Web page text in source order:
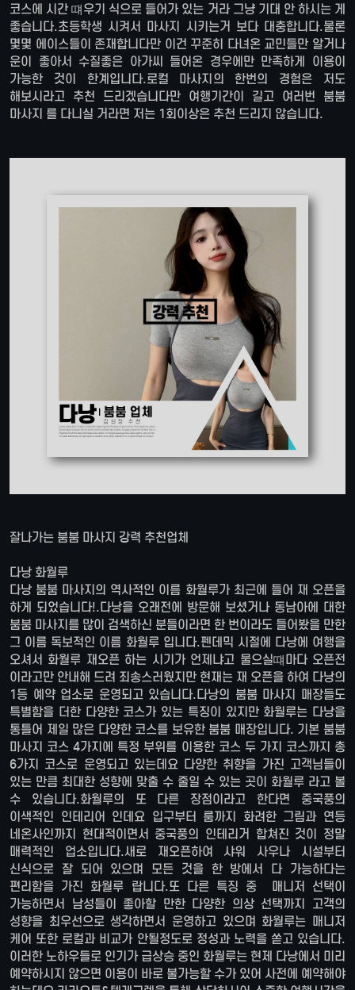
코스에 시간 떄우기 식으로 들어가 있는 거라 그냥 기대 안 하시는 게
좋습니다.초등학생 시켜서 마사지 시키는거 보다 대충합니다.물론
몇몇 에이스들이 존재합니다만 이건 꾸준히 다녀온 교민들만 알거나
운이 좋아서 수질좋은 아가씨 들어온 경우에만 만족하게 이용이
가능한 것이 한계입니다.로컬 마사지의 한번의 경험은 저도
해보시라고 추천 드리겠습니다만 여행기간이 길고 여러번 붐붐
마사지 를 다니실 거라면 저는 1회이상은 추천 드리지 않습니다.
잘나가는 붐붐 마사지 강력 추천업체
다낭 화월루
다낭 붐붐 마사지의 역사적인 이름 화월루가 최근에 들어 재 오픈을
하게 되었습니다!.다낭을 오래전에 방문해 보셨거나 동남아에 대한
붐붐 마사지를 많이 검색하신 분들이라면 한 번이라도 들어봤을 만한
그 이름 독보적인 이름 화월루 입니다.펜데믹 시절에 다낭에 여행을
오셔서 화월루 재오픈 하는 시기가 언제냐고 물으실떄마다 오픈전
이라고만 안내해 드려 죄송스러웠지만 현재는 재 오픈을 하여 다낭의
1등 예약 업소로 운영되고 있습니다.다낭의 붐붐 마사지 매장들도
특별함을 더한 다양한 코스가 있는 특징이 있지만 화월루는 다낭을
통틀어 제일 많은 다양한 코스를 보유한 붐붐 매장입니다. 기본 붐붐
마사지 코스 4가지에 특정 부위를 이용한 코스 두 가지 코스까지 총
6가지 코스로 운영되고 있는데요 다양한 취향을 가진 고객님들이
있는 만큼 최대한 성향에 맞출 수 줄일 수 있는 곳이 화월루 라고 볼
수 있습니다.화월루의 또 다른 장점이라고 한다면 중국풍의
이색적인 인테리어 인데요 입구부터 룸까지 화려한 그림과 연등
네온사인까지 현대적이면서 중국풍의 인테리거 합쳐진 것이 정말
매력적인 업소입니다.새로 재오픈하여 샤워 사우나 시설부터
신식으로 잘 되어 있으며 모든 것을 한 방에서 다 가능하다는
편리함을 가진 화월루 랍니다.또 다른 특징 중 매니저 선택이
가능하면서 남성들이 좋아할 만한 다양한 의상 선택까지 고객의
성향을 최우선으로 생각하면서 운영하고 있으며 화월루는 매니저
케어 또한 로컬과 비교가 안될정도로 정성과 노력을 쏟고 있습니다.
이러한 노하우들로 인기가 급상승 중인 화월루는 현제 다낭에서 미리
예약하시지 않으면 이용이 바로 불가능할 수가 있어 사전에 예약해야